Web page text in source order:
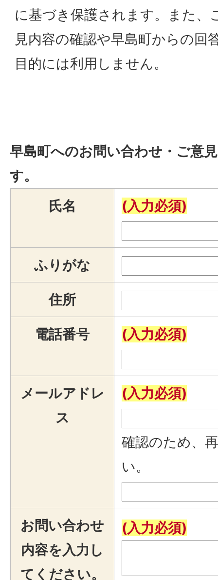
に基づき保護されます。また、
見内容の確認や早島町からの回
目的には利用しません。
早島町へのお問い合わせ・ご意
す。
氏名
(入力必須)
ふりがな
住所
電話番号 (入力必須)
メールアドレ
ス
(入力必須)
確認のため、
い。
お問い合わせ
内容を入力し
てください。
(入力必須)